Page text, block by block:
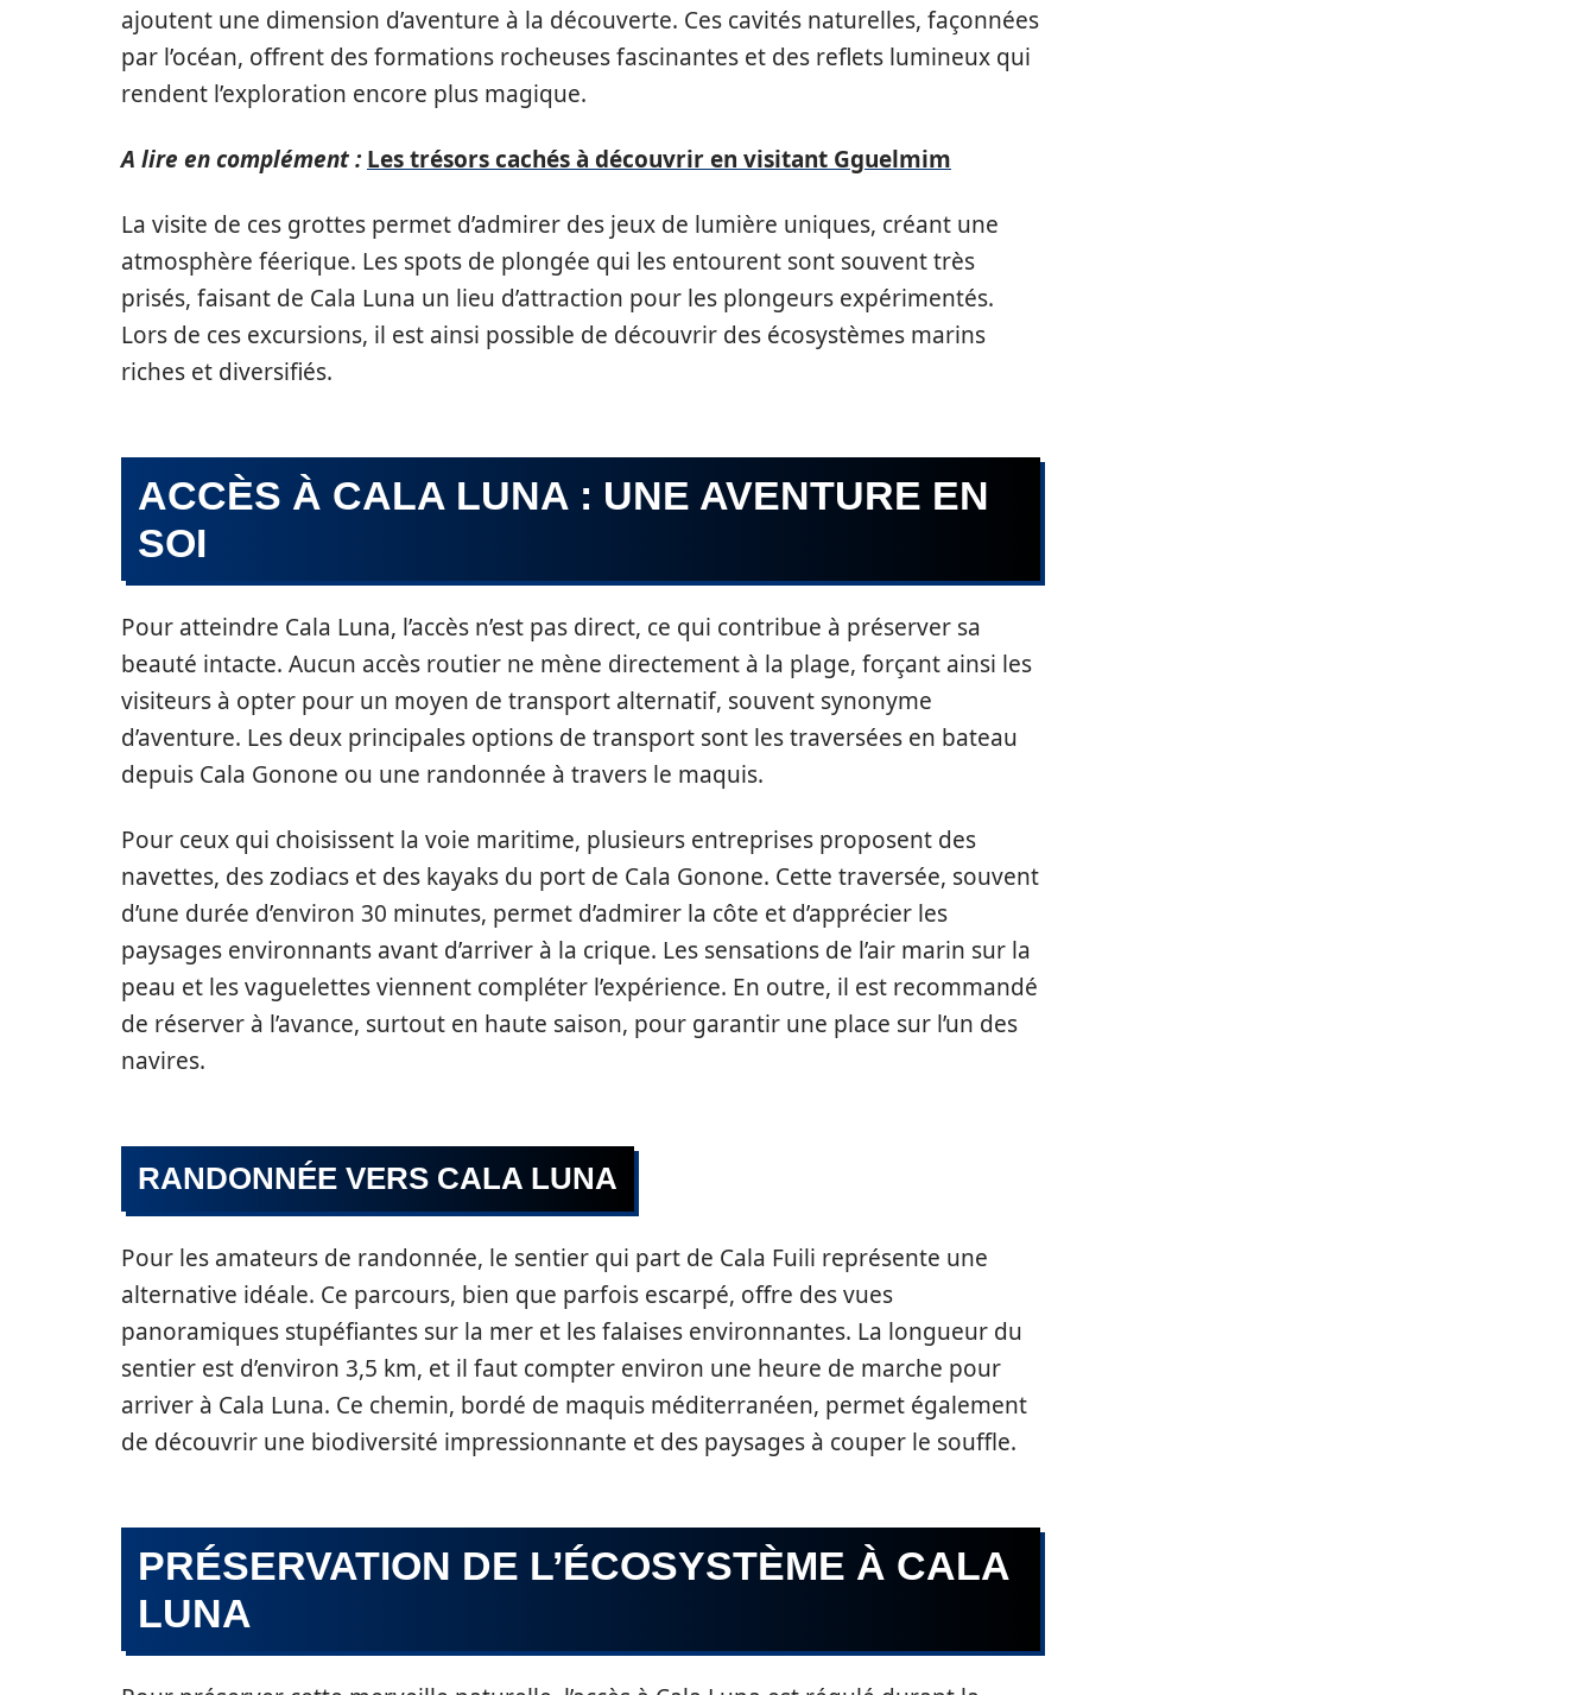
ajoutent une dimension d’aventure à la découverte. Ces cavités naturelles, façonnées
par l’océan, offrent des formations rocheuses fascinantes et des reflets lumineux qui
rendent l’exploration encore plus magique.
A lire en complément : Les trésors cachés à découvrir en visitant Gguelmim
La visite de ces grottes permet d’admirer des jeux de lumière uniques, créant une
atmosphère féerique. Les spots de plongée qui les entourent sont souvent très
prisés, faisant de Cala Luna un lieu d’attraction pour les plongeurs expérimentés.
Lors de ces excursions, il est ainsi possible de découvrir des écosystèmes marins
riches et diversifiés.
ACCÈS À CALA LUNA : UNE AVENTURE EN
SOI
Pour atteindre Cala Luna, l’accès n’est pas direct, ce qui contribue à préserver sa
beauté intacte. Aucun accès routier ne mène directement à la plage, forçant ainsi les
visiteurs à opter pour un moyen de transport alternatif, souvent synonyme
d’aventure. Les deux principales options de transport sont les traversées en bateau
depuis Cala Gonone ou une randonnée à travers le maquis.
Pour ceux qui choisissent la voie maritime, plusieurs entreprises proposent des
navettes, des zodiacs et des kayaks du port de Cala Gonone. Cette traversée, souvent
d’une durée d’environ 30 minutes, permet d’admirer la côte et d’apprécier les
paysages environnants avant d’arriver à la crique. Les sensations de l’air marin sur la
peau et les vaguelettes viennent compléter l’expérience. En outre, il est recommandé
de réserver à l’avance, surtout en haute saison, pour garantir une place sur l’un des
navires.
RANDONNÉE VERS CALA LUNA
Pour les amateurs de randonnée, le sentier qui part de Cala Fuili représente une
alternative idéale. Ce parcours, bien que parfois escarpé, offre des vues
panoramiques stupéfiantes sur la mer et les falaises environnantes. La longueur du
sentier est d’environ 3,5 km, et il faut compter environ une heure de marche pour
arriver à Cala Luna. Ce chemin, bordé de maquis méditerranéen, permet également
de découvrir une biodiversité impressionnante et des paysages à couper le souffle.
PRÉSERVATION DE L’ÉCOSYSTÈME À CALA
LUNA